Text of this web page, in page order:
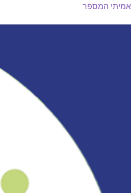
אמיתי המספר